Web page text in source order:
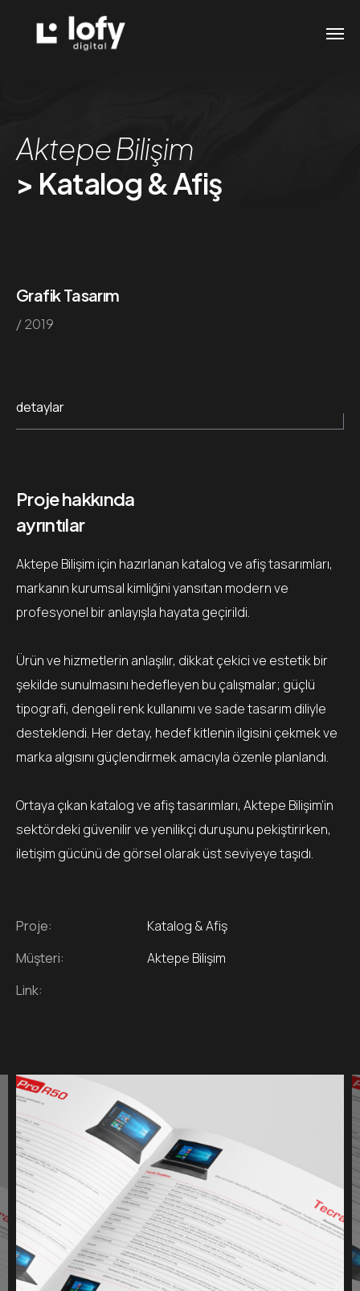
Aktepe Bilişim
> Katalog & Afiş
Grafik Tasarım
/ 2019
detaylar
Proje hakkında
ayrıntılar
Aktepe Bilişim için hazırlanan katalog ve afiş tasarımları,
markanın kurumsal kimliğini yansıtan modern ve
profesyonel bir anlayışla hayata geçirildi.
Ürün ve hizmetlerin anlaşılır, dikkat çekici ve estetik bir
şekilde sunulmasını hedefleyen bu çalışmalar; güçlü
tipografi, dengeli renk kullanımı ve sade tasarım diliyle
desteklendi. Her detay, hedef kitlenin ilgisini çekmek ve
marka algısını güçlendirmek amacıyla özenle planlandı.
Ortaya çıkan katalog ve afiş tasarımları, Aktepe Bilişim’in
sektördeki güvenilir ve yenilikçi duruşunu pekiştirirken,
iletişim gücünü de görsel olarak üst seviyeye taşıdı.
Proje:
Katalog & Afiş
Müşteri:
Aktepe Bilişim
Link: